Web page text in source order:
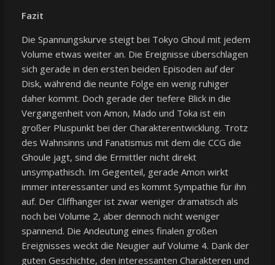
Fazit
Die Spannungskurve steigt bei Tokyo Ghoul mit jedem
Volume etwas weiter an. Die Ereignisse überschlagen
sich gerade in den ersten beiden Episoden auf der
Disk, während die neunte Folge ein wenig ruhiger
daher kommt. Doch gerade der tiefere Blick in die
Vergangenheit von Amon, Mado und Toka ist ein
großer Pluspunkt bei der Charakterentwicklung. Trotz
des Wahnsinns und Fanatismus mit dem die CCG die
Ghoule jagt, sind die Ermittler nicht direkt
unsympathisch. Im Gegenteil, gerade Amon wirkt
immer interessanter und es kommt Sympathie für ihn
auf. Der Cliffhanger ist zwar weniger dramatisch als
noch bei Volume 2, aber dennoch nicht weniger
spannend. Die Andeutung eines finalen großen
Ereignisses weckt die Neugier auf Volume 4. Dank der
guten Geschichte, den interessanten Charakteren und